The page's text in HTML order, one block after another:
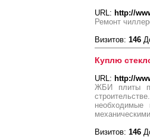
URL: http://
Ремонт
Визитов: 146
Куплю
URL: http://
ЖБИ плиты
Визитов: 146